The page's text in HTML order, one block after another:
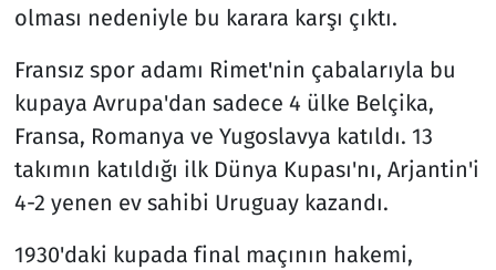
olması nedeniyle bu karara karşı çıktı.
Fransız spor adamı Rimet'nin çabalarıyla bu
kupaya Avrupa'dan sadece 4 ülke Belçika,
Fransa, Romanya ve Yugoslavya katıldı. 13
takımın katıldığı ilk Dünya Kupası'nı, Arjantin'i
4-2 yenen ev sahibi Uruguay kazandı.
1930'daki kupada final maçının hakemi,